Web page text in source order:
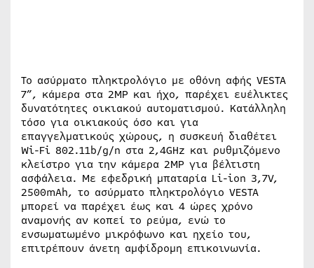
Το ασύρματο πληκτρολόγιο με οθόνη αφής VESTA
7”, κάμερα στα 2MP και ήχο, παρέχει ευέλικτες
δυνατότητες οικιακού αυτοματισμού. Κατάλληλη
τόσο για οικιακούς όσο και για
επαγγελματικούς χώρους, η συσκευή διαθέτει
Wi-Fi 802.11b/g/n στα 2,4GHz και ρυθμιζόμενο
κλείστρο για την κάμερα 2MP για βέλτιστη
ασφάλεια. Με εφεδρική μπαταρία Li-ion 3,7V,
2500mAh, το ασύρματο πληκτρολόγιο VESTA
μπορεί να παρέχει έως και 4 ώρες χρόνο
αναμονής αν κοπεί το ρεύμα, ενώ το
ενσωματωμένο μικρόφωνο και ηχείο του,
επιτρέπουν άνετη αμφίδρομη επικοινωνία.